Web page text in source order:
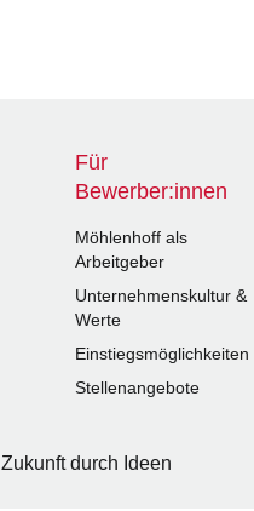
Für
Bewerber:innen
Möhlenhoff als
Arbeitgeber
Unternehmenskultur &
Werte
Einstiegsmöglichkeiten
Stellenangebote
Zukunft durch Ideen